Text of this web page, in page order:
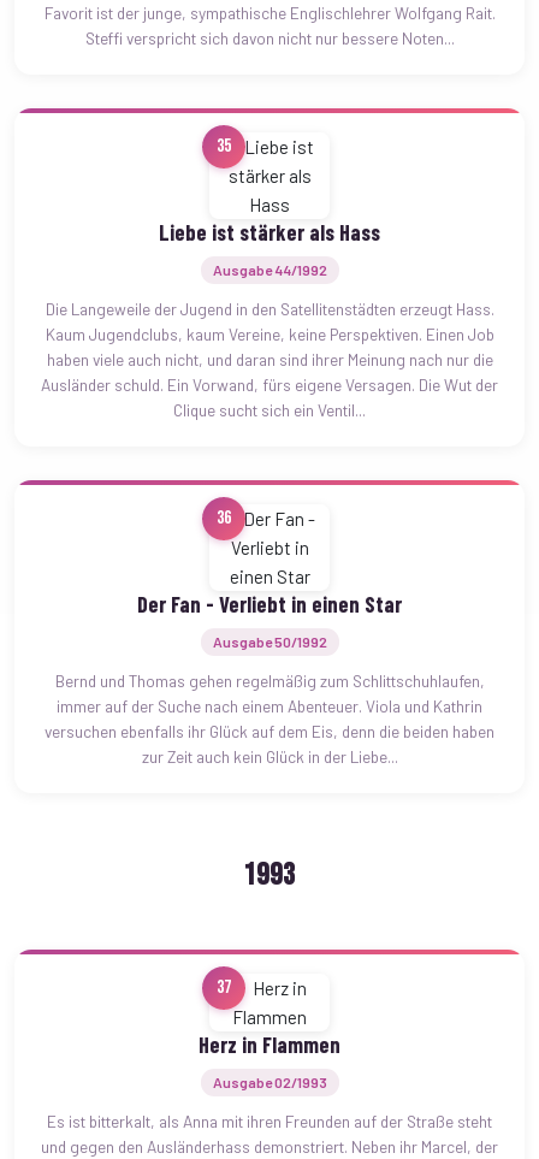
Favorit ist der junge, sympathische Englischlehrer Wolfgang Rait.
Steffi verspricht sich davon nicht nur bessere Noten...
35
Liebe ist stärker als Hass
Ausgabe 44/1992
Die Langeweile der Jugend in den Satellitenstädten erzeugt Hass.
Kaum Jugendclubs, kaum Vereine, keine Perspektiven. Einen Job
haben viele auch nicht, und daran sind ihrer Meinung nach nur die
Ausländer schuld. Ein Vorwand, fürs eigene Versagen. Die Wut der
Clique sucht sich ein Ventil...
36
Der Fan - Verliebt in einen Star
Ausgabe 50/1992
Bernd und Thomas gehen regelmäßig zum Schlittschuhlaufen,
immer auf der Suche nach einem Abenteuer. Viola und Kathrin
versuchen ebenfalls ihr Glück auf dem Eis, denn die beiden haben
zur Zeit auch kein Glück in der Liebe...
1993
37
Herz in Flammen
Ausgabe 02/1993
Es ist bitterkalt, als Anna mit ihren Freunden auf der Straße steht
und gegen den Ausländerhass demonstriert. Neben ihr Marcel, der